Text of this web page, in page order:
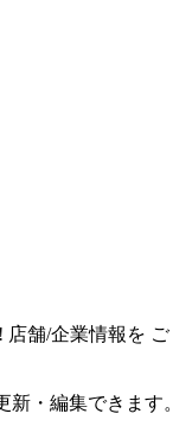
店舗/企業情報を ご
・編集できます。